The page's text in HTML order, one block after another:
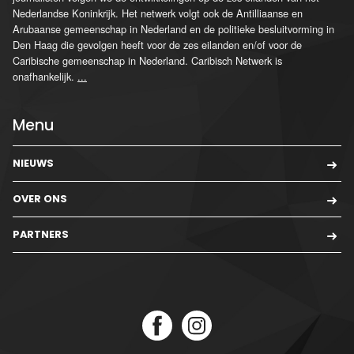
Nederlandse Koninkrijk. Het netwerk volgt ook de Antilliaanse en
Arubaanse gemeenschap in Nederland en de politieke besluitvorming in
Den Haag die gevolgen heeft voor de zes eilanden en/of voor de
Caribische gemeenschap in Nederland. Caribisch Netwerk is
onafhankelijk. ...
Menu
NIEUWS
OVER ONS
PARTNERS